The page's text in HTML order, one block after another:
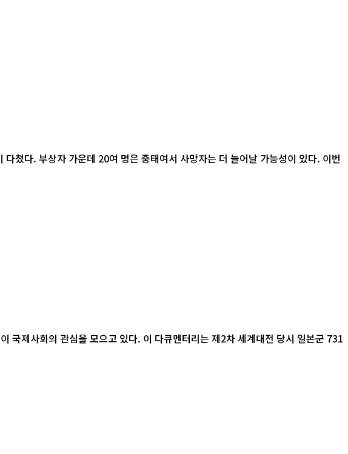
쳤다. 부상자 가운데 20여 명은 중태여서 사망자는 더 늘어날 가능성이 있다. 이번